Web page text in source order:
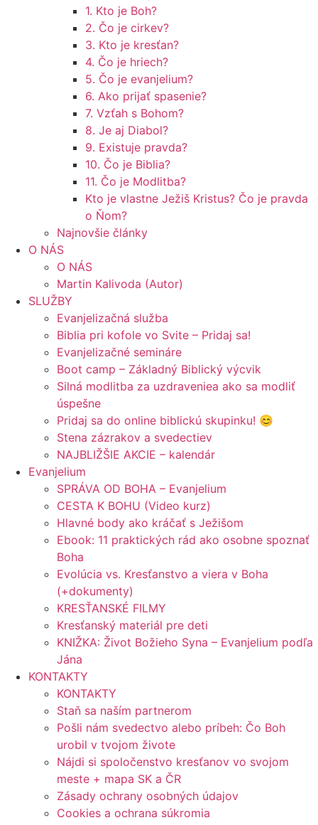
1. Kto je Boh?
2. Čo je cirkev?
3. Kto je kresťan?
4. Čo je hriech?
5. Čo je evanjelium?
6. Ako prijať spasenie?
7. Vzťah s Bohom?
8. Je aj Diabol?
9. Existuje pravda?
10. Čo je Biblia?
11. Čo je Modlitba?
Kto je vlastne Ježiš Kristus? Čo je pravda
o Ňom?
Najnovšie články
O NÁS
O NÁS
Martin Kalivoda (Autor)
SLUŽBY
Evanjelizačná služba
Biblia pri kofole vo Svite – Pridaj sa!
Evanjelizačné semináre
Boot camp – Základný Biblický výcvik
Silná modlitba za uzdraveniea ako sa modliť
úspešne
Pridaj sa do online biblickú skupinku! 😊
Stena zázrakov a svedectiev
NAJBLIŽŠIE AKCIE – kalendár
Evanjelium
SPRÁVA OD BOHA – Evanjelium
CESTA K BOHU (Video kurz)
Hlavné body ako kráčať s Ježišom
Ebook: 11 praktických rád ako osobne spoznať
Boha
Evolúcia vs. Kresťanstvo a viera v Boha
(+dokumenty)
KRESŤANSKÉ FILMY
Kresťanský materiál pre deti
KNIŽKA: Život Božieho Syna – Evanjelium podľa
Jána
KONTAKTY
KONTAKTY
Staň sa naším partnerom
Pošli nám svedectvo alebo príbeh: Čo Boh
urobil v tvojom živote
Nájdi si spoločenstvo kresťanov vo svojom
meste + mapa SK a ČR
Zásady ochrany osobných údajov
Cookies a ochrana súkromia